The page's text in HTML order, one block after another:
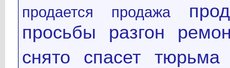
продается продажа
просьбы
разгон
снято
спасет тюрьма